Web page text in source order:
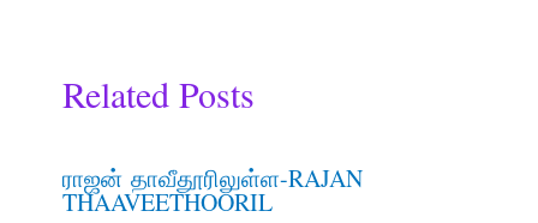
Related Posts
ராஜன் தாவீதூரிலுள்ள-RAJAN
THAAVEETHOORIL